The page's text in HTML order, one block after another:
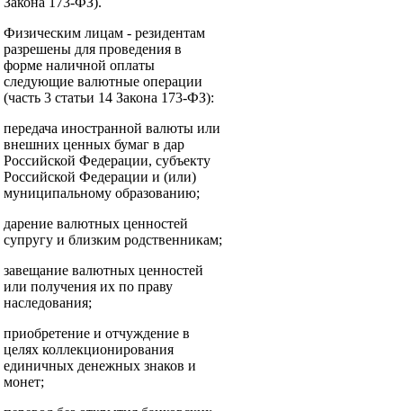
Физическим лицам - резидентам
разрешены для проведения в
форме наличной оплаты
следующие валютные операции
(часть 3 статьи 14 Закона 173-ФЗ):
передача иностранной валюты или
внешних ценных бумаг в дар
Российской Федерации, субъекту
Российской Федерации и (или)
муниципальному образованию;
дарение валютных ценностей
супругу и близким родственникам;
завещание валютных ценностей
или получения их по праву
наследования;
приобретение и отчуждение в
целях коллекционирования
единичных денежных знаков и
монет;